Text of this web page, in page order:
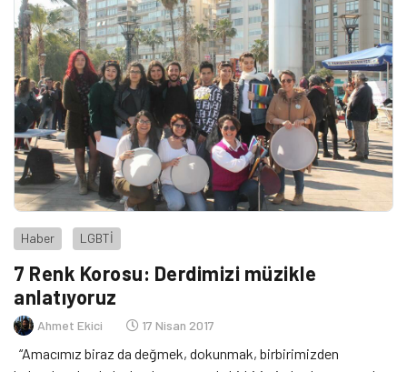
Haber LGBTİ
7 Renk Korosu: Derdimizi müzikle
anlatıyoruz
Ahmet Ekici 17 Nisan 2017
“Amacımız biraz da değmek, dokunmak, birbirimizden